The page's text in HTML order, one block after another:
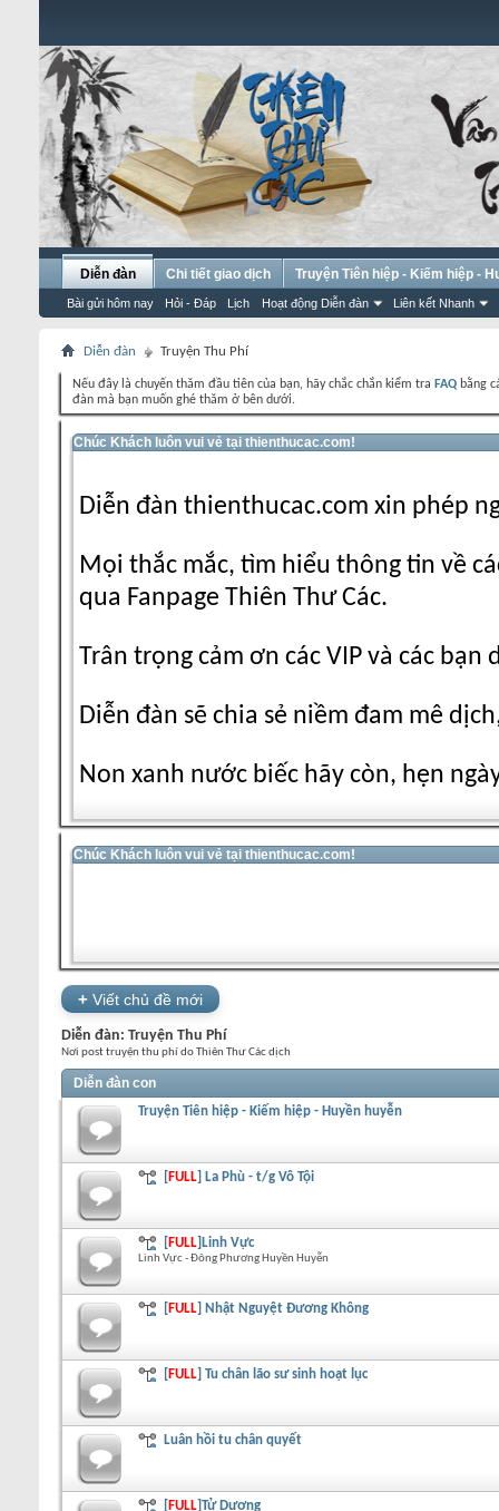
Diễn đàn
Bài gửi hôm nay Hỏi - Đáp Lịch Hoạt động Diễn đàn Liên kết Nhanh
Chi tiết giao dịch Truyện Tiên hiệp - Kiếm hiệp -
Diễn đàn Truyện Thu Phí
Nếu đây là chuyến thăm đầu tiên của bạn, hãy chắc chắn kiểm tra FAQ bằng
đàn mà bạn muốn ghé thăm ở bên dưới.
Chúc Khách luôn vui vẻ tại thienthucac.com!
Diễn đàn thienthucac.com xin phép
Mọi thắc mắc, tìm hiểu thông tin về
qua Fanpage Thiên Thư Các.
Trân trọng cảm ơn các VIP và các
Diễn đàn sẽ chia sẻ niềm đam mê
Non xanh nước biếc hãy còn, hẹn
Chúc Khách luôn vui vẻ tại thienthucac.com!
+ Viết chủ đề mới
Diễn đàn: Truyện Thu Phí
Nơi post truyện thu phí do Thiên Thư Các dịch
Diễn đàn con
Truyện Tiên hiệp - Kiếm hiệp - Huyền huyễn
[ FULL] La Phù - t/g Vô Tội
[ FULL]Linh Vực
Linh Vực - Đông Phương Huyền Huyễn
[ FULL] Nhật Nguyệt Đương Không
[ FULL] Tu chân lão sư sinh hoạt lục
Luân hồi tu chân quyết
[ FULL]Tử Dương